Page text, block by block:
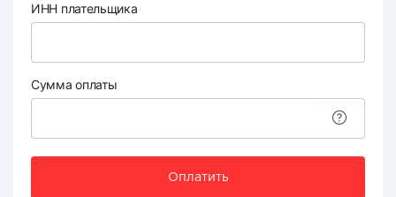
ИНН плательщика
Сумма оплаты
Оплатить